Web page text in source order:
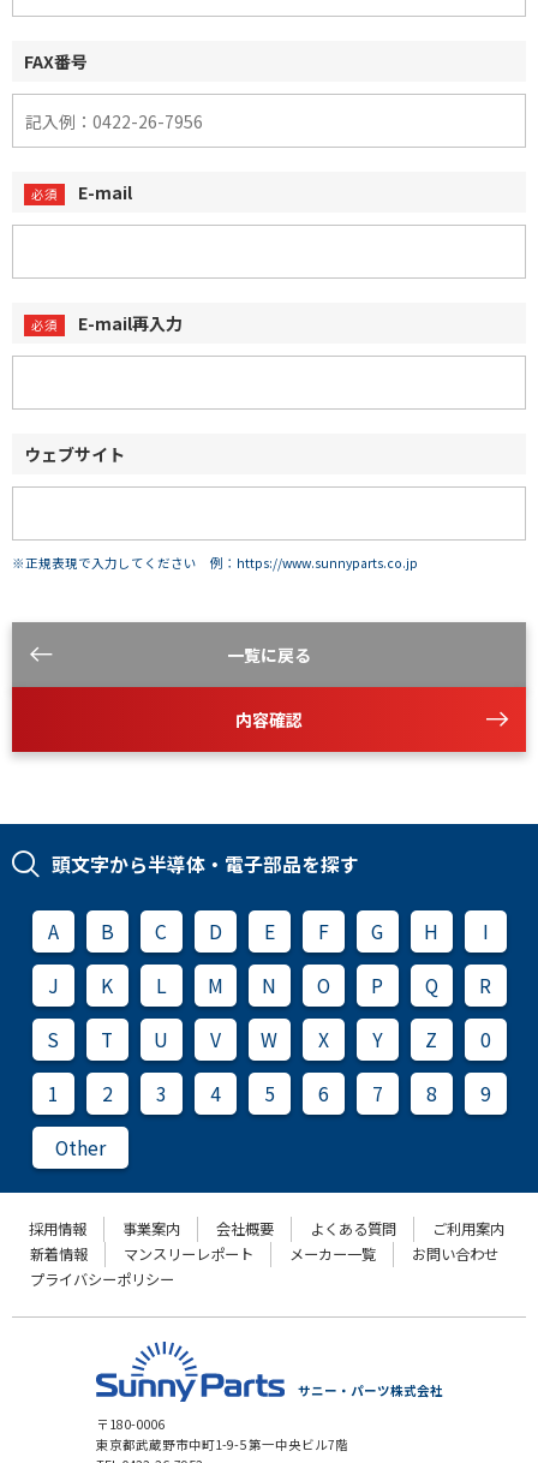
FAX番号
E-mail
E-mail再入力
ウェブサイト
※正規表現で入力してください 例：https://www.sunnyparts.co.jp
一覧に戻る
内容確認
頭文字から半導体・電子部品を探す
A B C D E F G H
I
J
K L M N O P Q
R
S
T U V W X Y Z
0
1
2 3 4 5 6 7 8
9
Other
採用情報 事業案内 会社概要 よくある質問
ご利用案内
新着情報
マンスリーレポート メーカー一覧
お問い合わせ
プライバシーポリシー
サニー・パーツ株式会社
〒180-0006
東京都武蔵野市中町1-9-5 第一中央ビル7階